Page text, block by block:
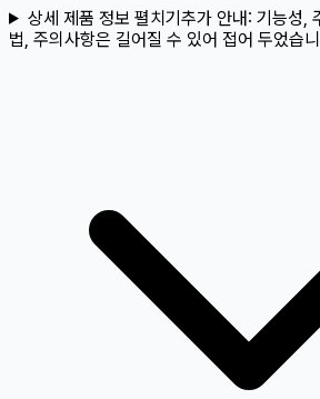
상세 제품 정보 펼치기추가 안내: 기능성,
법, 주의사항은 길어질 수 있어 접어 두었습